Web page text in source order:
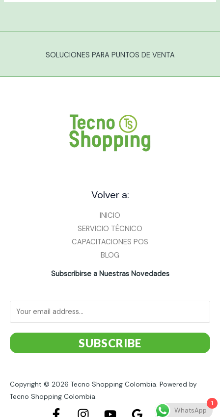
SOLUCIONES PARA PUNTOS DE VENTA
Volver a:
INICIO
SERVICIO TÉCNICO
CAPACITACIONES POS
BLOG
Subscribirse a Nuestras Novedades
SUBSCRIBE
Copyright © 2026 Tecno Shopping Colombia. Powered by
Tecno Shopping Colombia.
1
WhatsApp